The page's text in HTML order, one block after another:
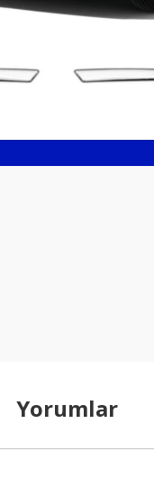
Yorumlar